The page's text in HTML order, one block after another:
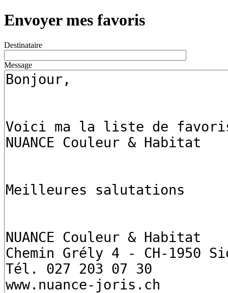
Envoyer mes favoris
Destinataire
Message